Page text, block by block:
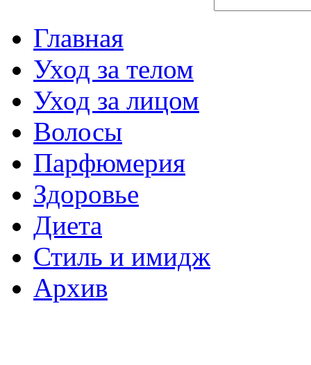
Главная
Уход за телом
Уход за лицом
Волосы
Парфюмерия
Здоровье
Диета
Стиль и имидж
Архив